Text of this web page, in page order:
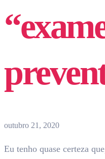
outubro 21, 2020
Eu tenho quase certeza